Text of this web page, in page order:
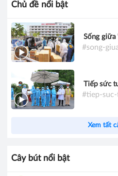
Chủ đề nổi bật
Sống giữa
#song-
Tiếp sức
#tiep-
Xem tất
Cây bút nổi bật